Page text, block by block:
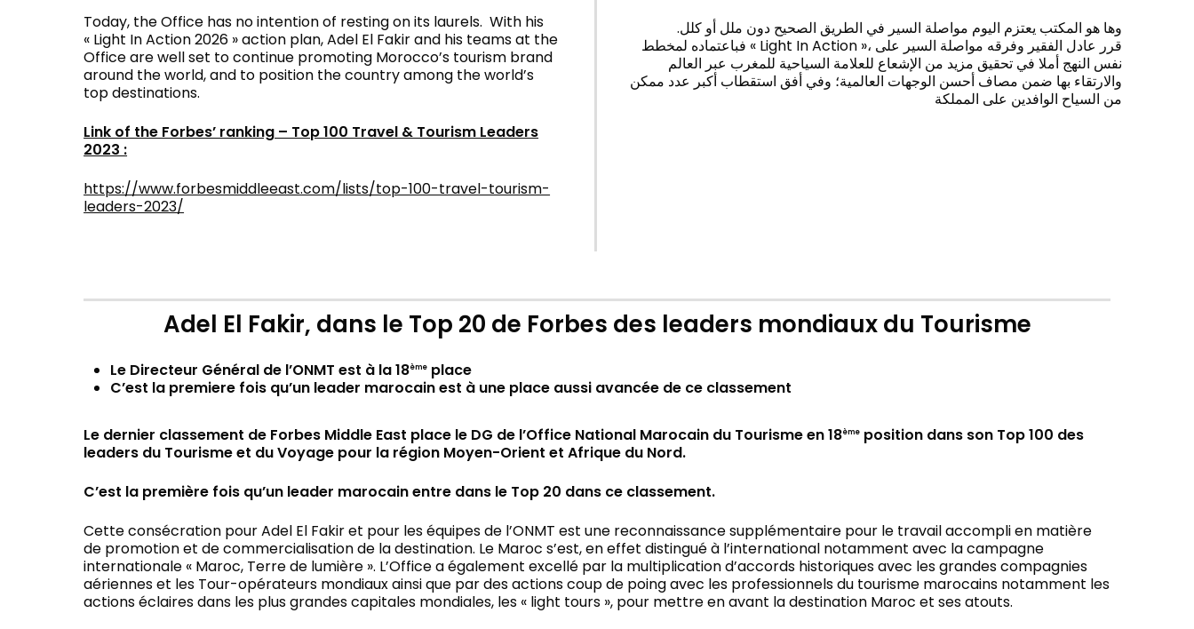
Today, the Office has no intention of resting on its laurels. With his
« Light In Action 2026 » action plan, Adel El Fakir and his teams at the
Office are well set to continue promoting Morocco’s tourism brand
around the world, and to position the country among the world’s
top destinations.
Link of the Forbes’ ranking – Top 100 Travel & Tourism Leaders
2023 :
https://www.forbesmiddleeast.com/lists/top-100-travel-tourism-
leaders-2023/
وها هو المكتب يعتزم اليوم مواصلة السير في الطريق الصحيح دون ملل أو كلل.
فباعتماده لمخطط « Light In Action »، قرر عادل الفقير وفرقه مواصلة السير على
نفس النهج أملا في تحقيق مزيد من الإشعاع للعلامة السياحية للمغرب عبر العالم
والارتقاء بها ضمن مصاف أحسن الوجهات العالمية؛ وفي أفق استقطاب أكبر عدد ممكن
من السياح الوافدين على المملكة
Adel El Fakir, dans le Top 20 de Forbes des leaders mondiaux du Tourisme
Le Directeur Général de l’ONMT est à la 18ème place
C’est la premiere fois qu’un leader marocain est à une place aussi avancée de ce classement
Le dernier classement de Forbes Middle East place le DG de l’Office National Marocain du Tourisme en 18ème position dans son Top 100 des
leaders du Tourisme et du Voyage pour la région Moyen-Orient et Afrique du Nord.
C’est la première fois qu’un leader marocain entre dans le Top 20 dans ce classement.
Cette consécration pour Adel El Fakir et pour les équipes de l’ONMT est une reconnaissance supplémentaire pour le travail accompli en matière
de promotion et de commercialisation de la destination. Le Maroc s’est, en effet distingué à l’international notamment avec la campagne
internationale « Maroc, Terre de lumière ». L’Office a également excellé par la multiplication d’accords historiques avec les grandes compagnies
aériennes et les Tour-opérateurs mondiaux ainsi que par des actions coup de poing avec les professionnels du tourisme marocains notamment les
actions éclaires dans les plus grandes capitales mondiales, les « light tours », pour mettre en avant la destination Maroc et ses atouts.